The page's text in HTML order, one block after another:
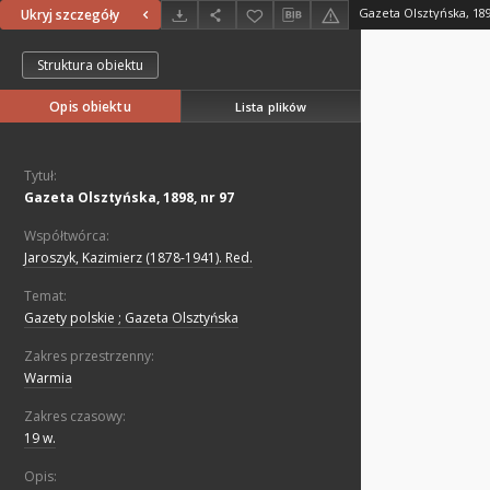
Ukryj szczegóły Gazeta Olsztyńska,
Struktura obiektu
Opis obiektu Lista plików
Tytuł:
Gazeta Olsztyńska, 1898, nr 97
Współtwórca:
Jaroszyk, Kazimierz (1878-1941). Red.
Temat:
Gazety polskie ; Gazeta Olsztyńska
Zakres przestrzenny:
Warmia
Zakres czasowy:
19 w.
Opis: